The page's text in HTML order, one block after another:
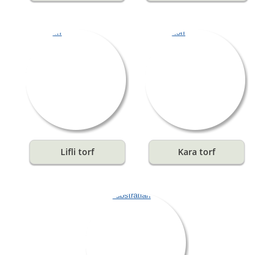
Lifli torf Kara torf